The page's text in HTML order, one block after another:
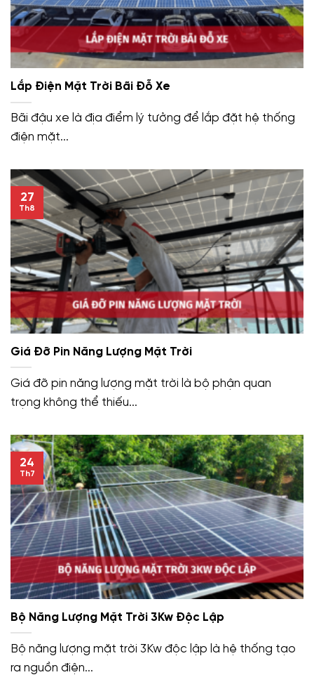
Lắp Điện Mặt Trời Bãi Đỗ Xe
Bãi đậu xe là địa điểm lý tưởng để lắp đặt hệ thống
điện mặt...
Giá Đỡ Pin Năng Lượng Mặt Trời
Giá đỡ pin năng lượng mặt trời là bộ phận quan
trọng không thể thiếu...
27
Th8
Bộ Năng Lượng Mặt Trời 3Kw Độc Lập
Bộ năng lượng mặt trời 3Kw độc lập là hệ thống tạo
ra nguồn điện...
24
Th7